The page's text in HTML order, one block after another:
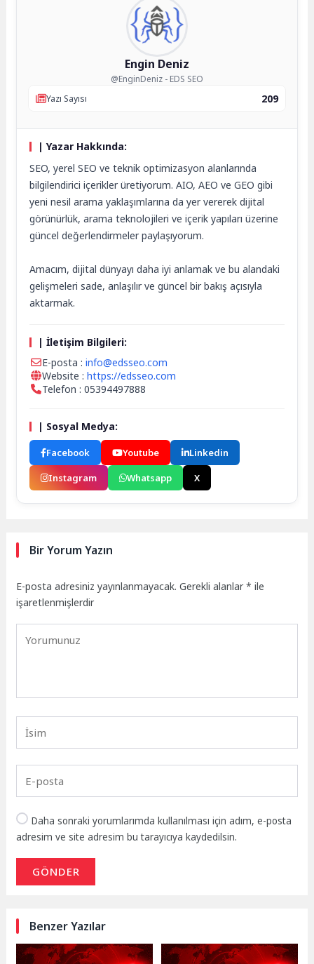
Engin Deniz
@EnginDeniz - EDS SEO
Yazı Sayısı
209
| Yazar Hakkında:
SEO, yerel SEO ve teknik optimizasyon alanlarında
bilgilendirici içerikler üretiyorum. AIO, AEO ve GEO gibi
yeni nesil arama yaklaşımlarına da yer vererek dijital
görünürlük, arama teknolojileri ve içerik yapıları üzerine
güncel değerlendirmeler paylaşıyorum.
Amacım, dijital dünyayı daha iyi anlamak ve bu alandaki
gelişmeleri sade, anlaşılır ve güncel bir bakış açısıyla
aktarmak.
| İletişim Bilgileri:
E-posta :info@edsseo.com
Website :https://edsseo.com
Telefon : 05394497888
| Sosyal Medya:
Facebook Youtube
Linkedin
Instagram
Whatsapp X
Bir Yorum Yazın
E-posta adresiniz yayınlanmayacak. Gerekli alanlar* ile
işaretlenmişlerdir
Daha sonraki yorumlarımda kullanılması için adım, e-posta
adresim ve site adresim bu tarayıcıya kaydedilsin.
GÖNDER
Benzer Yazılar